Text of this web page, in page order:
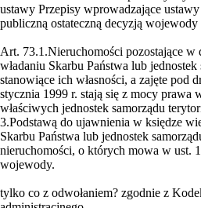
ustawy Przepisy wprowadzające
publiczną ostateczną decyzją wojewody
Art. 73.1.Nieruchomości pozostające w
władaniu Skarbu Państwa lub
stanowiące ich własności, a zajęte pod
stycznia 1999 r. stają się z mocy prawa
właściwych jednostek samorządu
3.Podstawą do ujawnienia w księdze
Skarbu Państwa lub jednostek
nieruchomości, o których mowa w ust.
wojewody.
tylko co z odwołaniem? zgodnie z